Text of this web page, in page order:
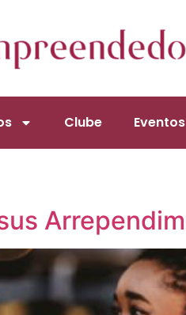
Clube Eventos